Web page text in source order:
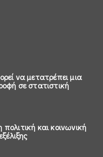
να μετατρέπει μια
σε στατιστική
και κοινωνική